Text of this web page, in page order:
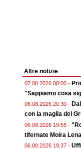
Altre notizie
07.08.2026 08:00 -
"Sappiamo cosa
06.08.2026 20:30 -
con la maglia del
06.08.2026 19:55 -
tifernate Moira
06.08.2026 19:37 -